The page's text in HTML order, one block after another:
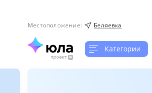
Местоположение: Беляевка
Категории